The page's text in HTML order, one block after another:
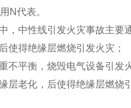
N代表。
中性线引发火灾事故主要
得绝缘层燃烧引发火灾；
平衡，烧毁电气设备引发火
老化，后使得绝缘层燃烧